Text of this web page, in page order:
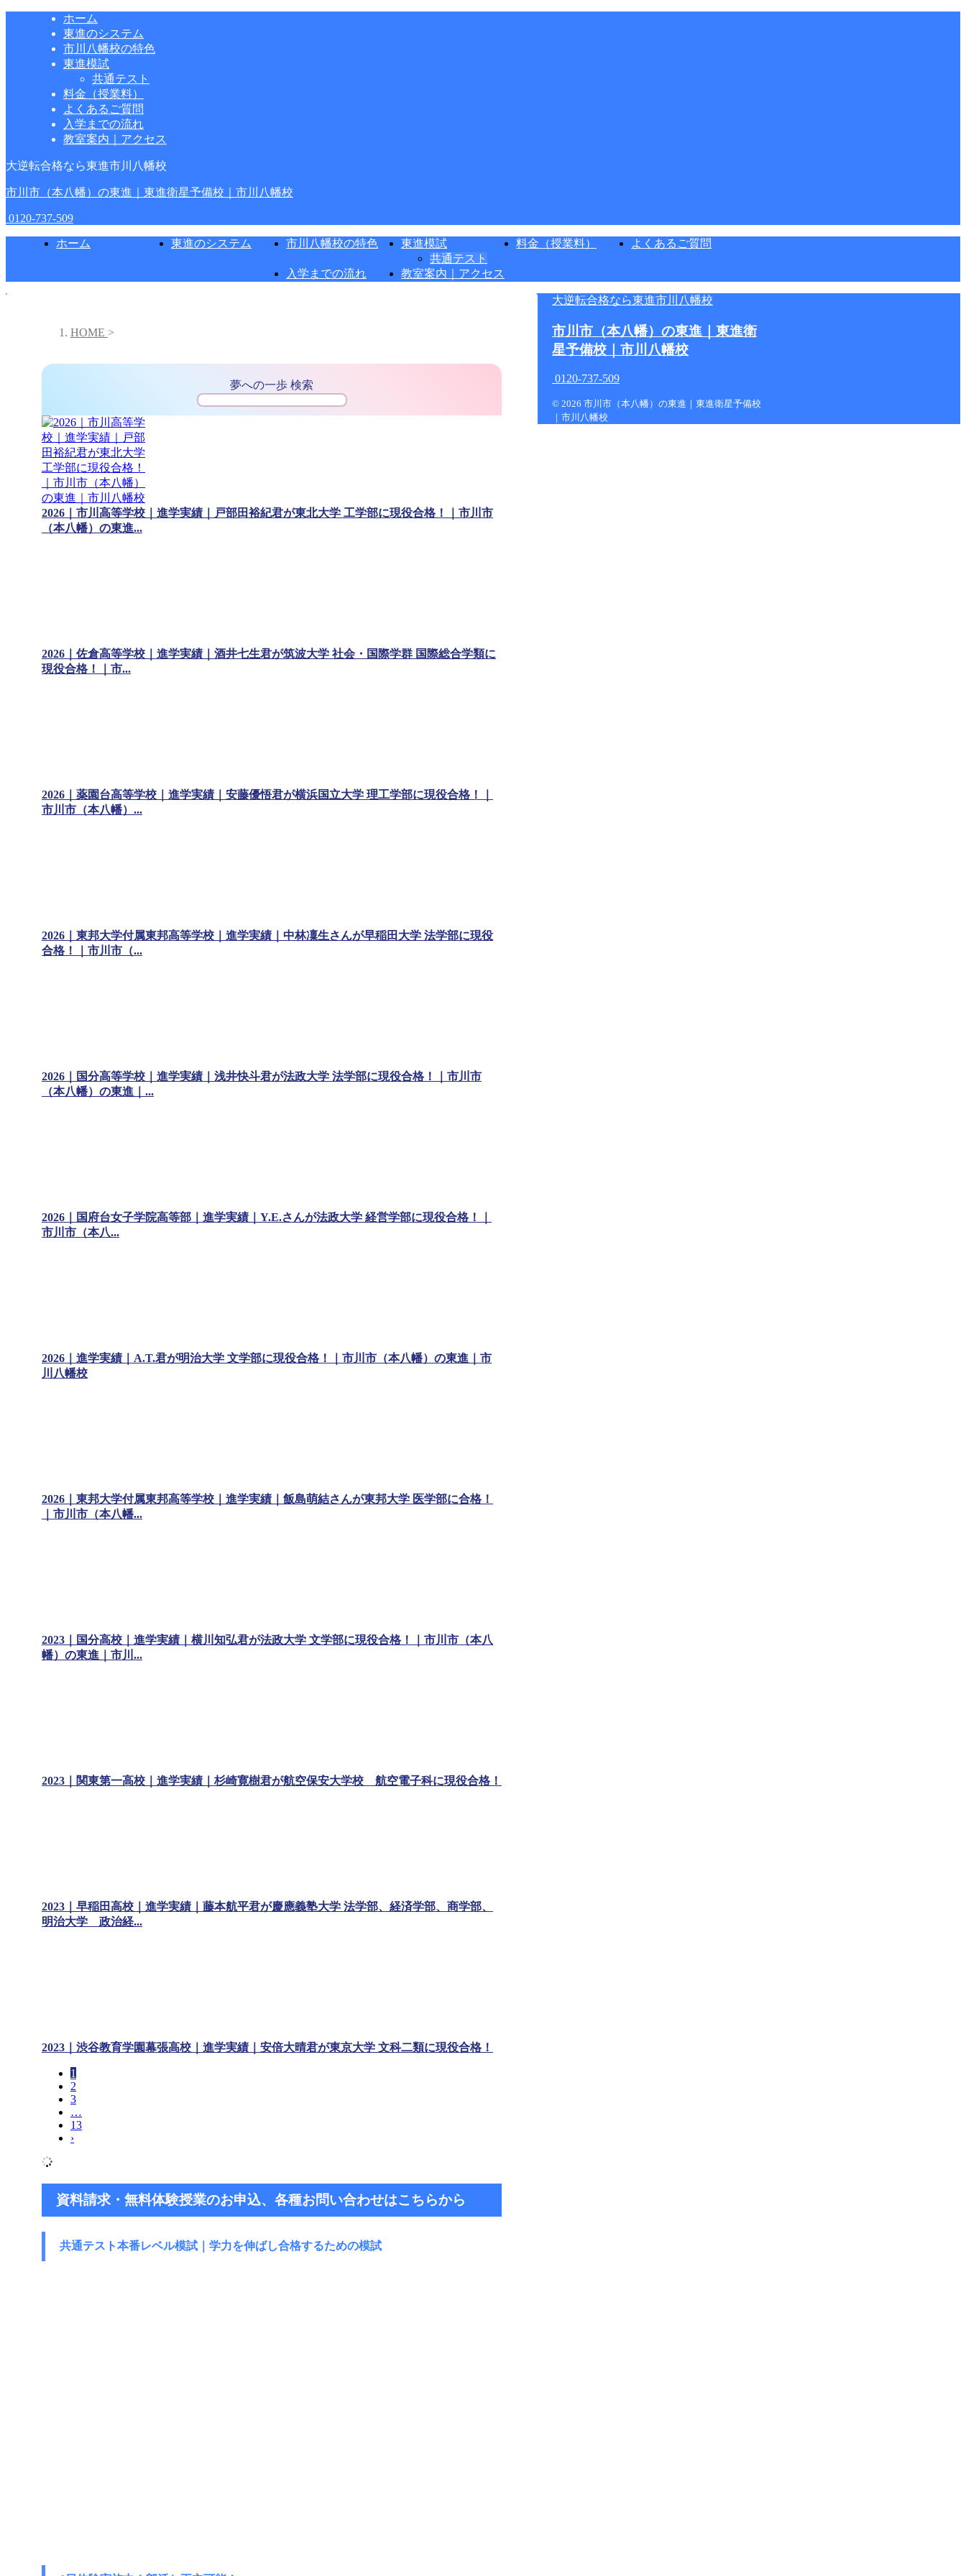
ホーム
東進のシステム
市川八幡校の特色
東進模試
共通テスト
料金（授業料）
よくあるご質問
入学までの流れ
教室案内｜アクセス
大逆転合格なら東進市川八幡校
市川市（本八幡）の東進｜東進衛星予備校｜市川八幡校
0120-737-509
ホーム 東進のシステム 市川八幡校の特色
東進模試
共通テスト
料金（授業料） よくあるご質問
入学までの流れ 教室案内｜アクセス
HOME >
夢への一歩 検索
2026｜市川高等学校｜進学実績｜戸部田裕紀君が東北大学 工学部に現役合格！｜市川市
（本八幡）の東進...
2026｜佐倉高等学校｜進学実績｜酒井七生君が筑波大学 社会・国際学群 国際総合学類に
現役合格！｜市...
2026｜薬園台高等学校｜進学実績｜安藤優悟君が横浜国立大学 理工学部に現役合格！｜
市川市（本八幡）...
2026｜東邦大学付属東邦高等学校｜進学実績｜中林凜生さんが早稲田大学 法学部に現役
合格！｜市川市（...
2026｜国分高等学校｜進学実績｜浅井快斗君が法政大学 法学部に現役合格！｜市川市
（本八幡）の東進｜...
2026｜国府台女子学院高等部｜進学実績｜Y.E.さんが法政大学 経営学部に現役合格！｜
市川市（本八...
2026｜進学実績｜A.T.君が明治大学 文学部に現役合格！｜市川市（本八幡）の東進｜市
川八幡校
2026｜東邦大学付属東邦高等学校｜進学実績｜飯島萌結さんが東邦大学 医学部に合格！
｜市川市（本八幡...
2023｜国分高校｜進学実績｜横川知弘君が法政大学 文学部に現役合格！｜市川市（本八
幡）の東進｜市川...
2023｜関東第一高校｜進学実績｜杉崎寛樹君が航空保安大学校 航空電子科に現役合格！
2023｜早稲田高校｜進学実績｜藤本航平君が慶應義塾大学 法学部、経済学部、商学部、
明治大学 政治経...
2023｜渋谷教育学園幕張高校｜進学実績｜安倍大晴君が東京大学 文科二類に現役合格！
1
2
3
…
13
›
資料請求・無料体験授業のお申込、各種お問い合わせはこちらから
共通テスト本番レベル模試｜学力を伸ばし合格するための模試
大逆転合格なら東進市川八幡校
市川市（本八幡）の東進｜東進衛
星予備校｜市川八幡校
0120-737-509
© 2026 市川市（本八幡）の東進｜東進衛星予備校
｜市川八幡校